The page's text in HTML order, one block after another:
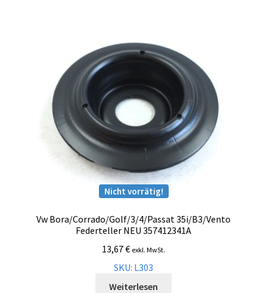
Nicht vorrätig!
Vw Bora/Corrado/Golf/3/4/Passat 35i/B3/Vento
Federteller NEU 357412341A
13,67€ exkl. MwSt.
SKU: L303
Weiterlesen